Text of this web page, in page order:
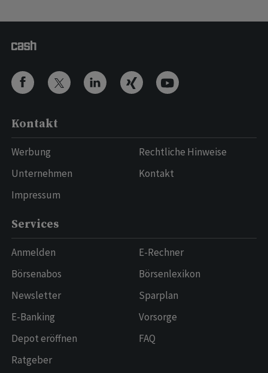
Kontakt
Werbung
Unternehmen
Impressum
Rechtliche Hinweise
Kontakt
Services
Anmelden
Börsenabos
Newsletter
E-Banking
Depot eröffnen
Ratgeber
E-Rechner
Börsenlexikon
Sparplan
Vorsorge
FAQ